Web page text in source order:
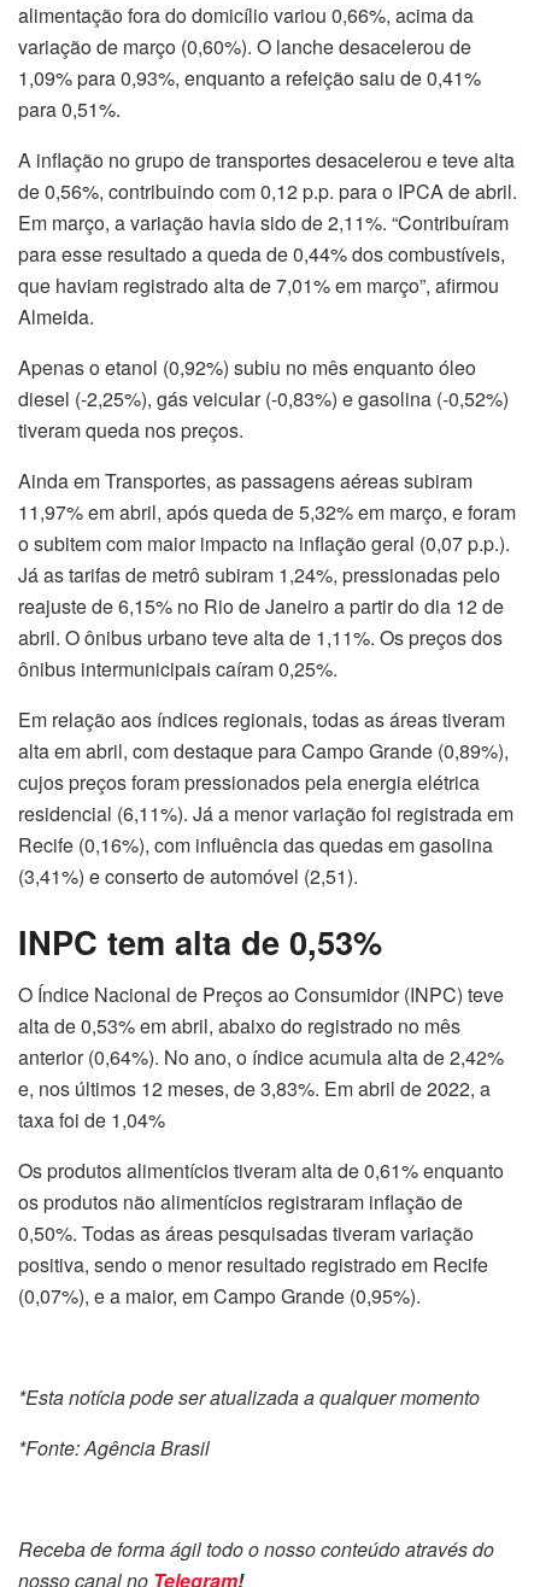
alimentação fora do domicílio variou 0,66%, acima da
variação de março (0,60%). O lanche desacelerou de
1,09% para 0,93%, enquanto a refeição saiu de 0,41%
para 0,51%.
A inflação no grupo de transportes desacelerou e teve alta
de 0,56%, contribuindo com 0,12 p.p. para o IPCA de abril.
Em março, a variação havia sido de 2,11%. “Contribuíram
para esse resultado a queda de 0,44% dos combustíveis,
que haviam registrado alta de 7,01% em março”, afirmou
Almeida.
Apenas o etanol (0,92%) subiu no mês enquanto óleo
diesel (-2,25%), gás veicular (-0,83%) e gasolina (-0,52%)
tiveram queda nos preços.
Ainda em Transportes, as passagens aéreas subiram
11,97% em abril, após queda de 5,32% em março, e foram
o subitem com maior impacto na inflação geral (0,07 p.p.).
Já as tarifas de metrô subiram 1,24%, pressionadas pelo
reajuste de 6,15% no Rio de Janeiro a partir do dia 12 de
abril. O ônibus urbano teve alta de 1,11%. Os preços dos
ônibus intermunicipais caíram 0,25%.
Em relação aos índices regionais, todas as áreas tiveram
alta em abril, com destaque para Campo Grande (0,89%),
cujos preços foram pressionados pela energia elétrica
residencial (6,11%). Já a menor variação foi registrada em
Recife (0,16%), com influência das quedas em gasolina
(3,41%) e conserto de automóvel (2,51).
INPC tem alta de 0,53%
O Índice Nacional de Preços ao Consumidor (INPC) teve
alta de 0,53% em abril, abaixo do registrado no mês
anterior (0,64%). No ano, o índice acumula alta de 2,42%
e, nos últimos 12 meses, de 3,83%. Em abril de 2022, a
taxa foi de 1,04%
Os produtos alimentícios tiveram alta de 0,61% enquanto
os produtos não alimentícios registraram inflação de
0,50%. Todas as áreas pesquisadas tiveram variação
positiva, sendo o menor resultado registrado em Recife
(0,07%), e a maior, em Campo Grande (0,95%).
*Esta notícia pode ser atualizada a qualquer momento
*Fonte: Agência Brasil
Receba de forma ágil todo o nosso conteúdo através do
nosso canal no Telegram!